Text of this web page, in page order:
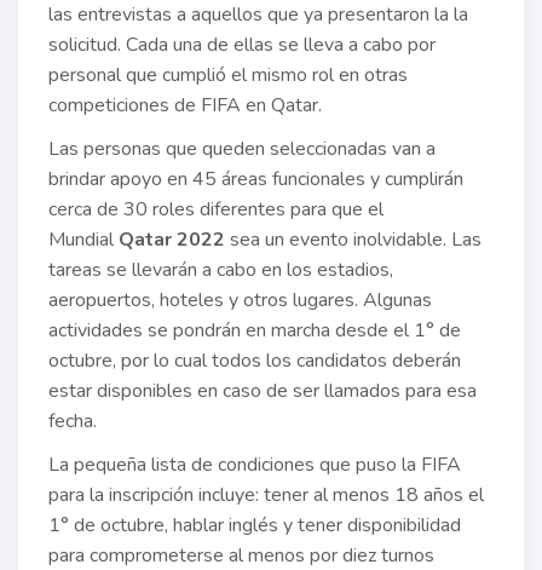
las entrevistas a aquellos que ya presentaron la la
solicitud. Cada una de ellas se lleva a cabo por
personal que cumplió el mismo rol en otras
competiciones de FIFA en Qatar.
Las personas que queden seleccionadas van a
brindar apoyo en 45 áreas funcionales y cumplirán
cerca de 30 roles diferentes para que el
Mundial Qatar 2022 sea un evento inolvidable. Las
tareas se llevarán a cabo en los estadios,
aeropuertos, hoteles y otros lugares. Algunas
actividades se pondrán en marcha desde el 1° de
octubre, por lo cual todos los candidatos deberán
estar disponibles en caso de ser llamados para esa
fecha.
La pequeña lista de condiciones que puso la FIFA
para la inscripción incluye: tener al menos 18 años el
1° de octubre, hablar inglés y tener disponibilidad
para comprometerse al menos por diez turnos